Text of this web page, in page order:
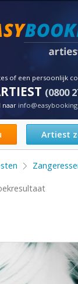
of een persoonlijk
(0800
naar
Artiest